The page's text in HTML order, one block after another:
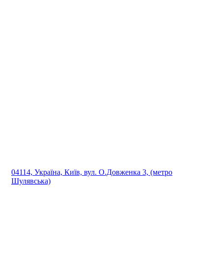
04114, Україна, Київ, вул. О.Довженка 3, (метро
Шулявська)